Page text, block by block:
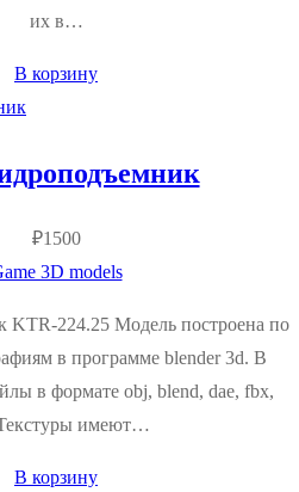
их в…
В корзину
₽1500
3D models
KTR-224.25 Модель построена по
в программе blender 3d. В
в формате obj, blend, dae, fbx,
имеют…
В корзину